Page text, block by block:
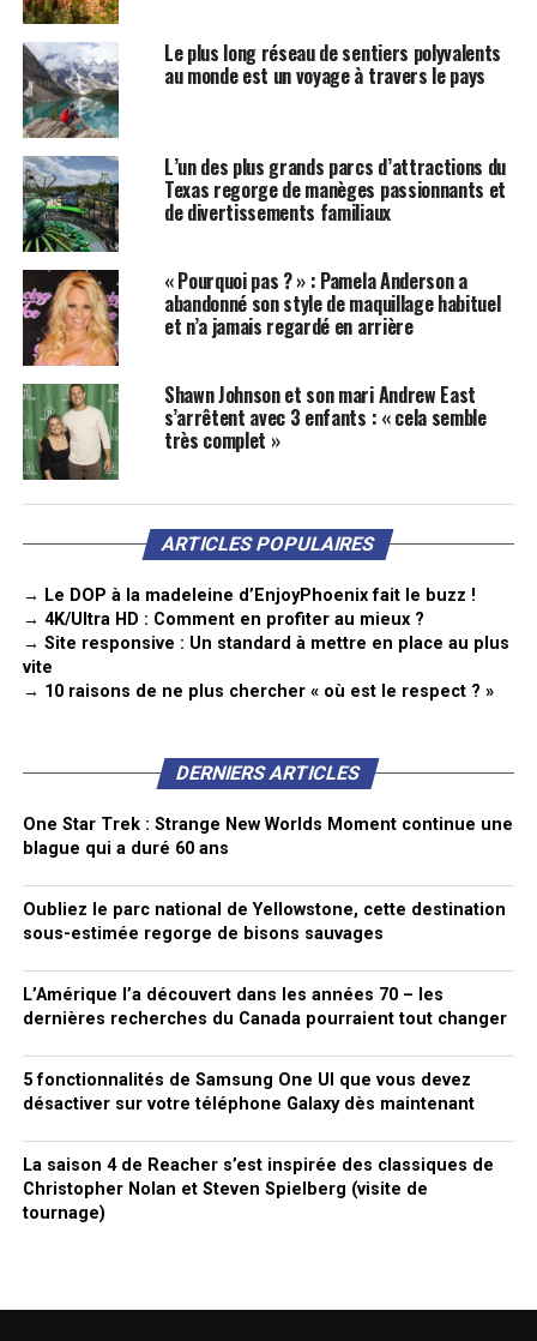
Le plus long réseau de sentiers polyvalents
au monde est un voyage à travers le pays
L’un des plus grands parcs d’attractions du
Texas regorge de manèges passionnants et
de divertissements familiaux
« Pourquoi pas ? » : Pamela Anderson a
abandonné son style de maquillage habituel
et n’a jamais regardé en arrière
Shawn Johnson et son mari Andrew East
s’arrêtent avec 3 enfants : « cela semble
très complet »
ARTICLES POPULAIRES
→ Le DOP à la madeleine d’EnjoyPhoenix fait le buzz !
→ 4K/Ultra HD : Comment en profiter au mieux ?
→ Site responsive : Un standard à mettre en place au plus
vite
→ 10 raisons de ne plus chercher « où est le respect ? »
DERNIERS ARTICLES
One Star Trek : Strange New Worlds Moment continue une
blague qui a duré 60 ans
Oubliez le parc national de Yellowstone, cette destination
sous-estimée regorge de bisons sauvages
L’Amérique l’a découvert dans les années 70 – les
dernières recherches du Canada pourraient tout changer
5 fonctionnalités de Samsung One UI que vous devez
désactiver sur votre téléphone Galaxy dès maintenant
La saison 4 de Reacher s’est inspirée des classiques de
Christopher Nolan et Steven Spielberg (visite de
tournage)